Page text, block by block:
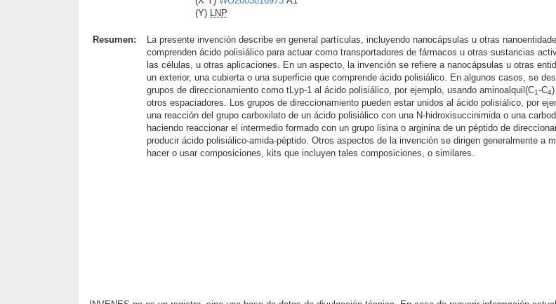
(Y) LNP
Resumen:
La presente invención describe en general partículas, incluyendo nanocápsulas u otras
comprenden ácido polisiálico para actuar como transportadores de fármacos u otras sustancias
las células, u otras aplicaciones. En un aspecto, la invención se refiere a nanocápsulas u otras
un exterior, una cubierta o una superficie que comprende ácido polisiálico. En algunos casos, se
grupos de direccionamiento como tLyp-1 al ácido polisiálico, por ejemplo, usando aminoalquil(C1-C4
otros espaciadores. Los grupos de direccionamiento pueden estar unidos al ácido polisiálico, por
una reacción del grupo carboxilato de un ácido polisiálico con una N-hidroxisuccinimida o una
haciendo reaccionar el intermedio formado con un grupo lisina o arginina de un péptido de
producir ácido polisiálico-amida-péptido. Otros aspectos de la invención se dirigen generalmente a
hacer o usar composiciones, kits que incluyen tales composiciones, o similares.